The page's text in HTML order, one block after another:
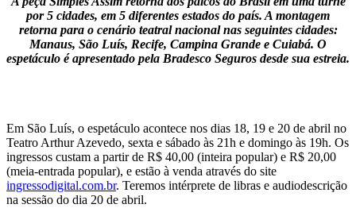
por 5 cidades, em 5 diferentes estados do país. A montagem
retorna para o cenário teatral nacional nas seguintes cidades:
Manaus, São Luís, Recife, Campina Grande e Cuiabá. O
espetáculo é apresentado pela Bradesco Seguros desde sua estreia.
Em São Luís, o espetáculo acontece nos dias 18, 19 e 20 de abril no
Teatro Arthur Azevedo, sexta e sábado às 21h e domingo às 19h. Os
ingressos custam a partir de R$ 40,00 (inteira popular) e R$ 20,00
(meia-entrada popular), e estão à venda através do site
ingressodigital.com.br. Teremos intérprete de libras e audiodescrição
na sessão do dia 20 de abril.